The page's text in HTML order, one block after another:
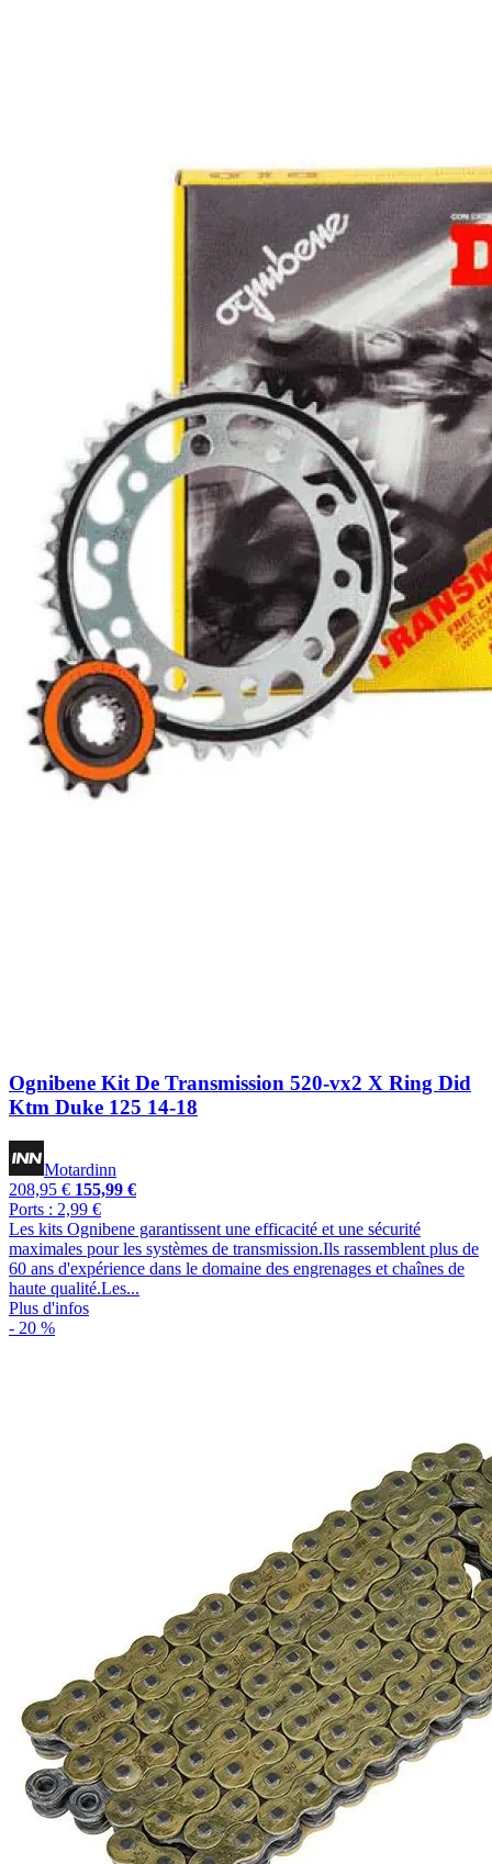
Ognibene Kit De Transmission 520-vx2 X Ring Did
Ktm Duke 125 14-18
Motardinn
208,95 € 155,99 €
Ports : 2,99 €
Les kits Ognibene garantissent une efficacité et une sécurité
maximales pour les systèmes de transmission.Ils rassemblent plus de
60 ans d'expérience dans le domaine des engrenages et chaînes de
haute qualité.Les...
Plus d'infos
- 20 %